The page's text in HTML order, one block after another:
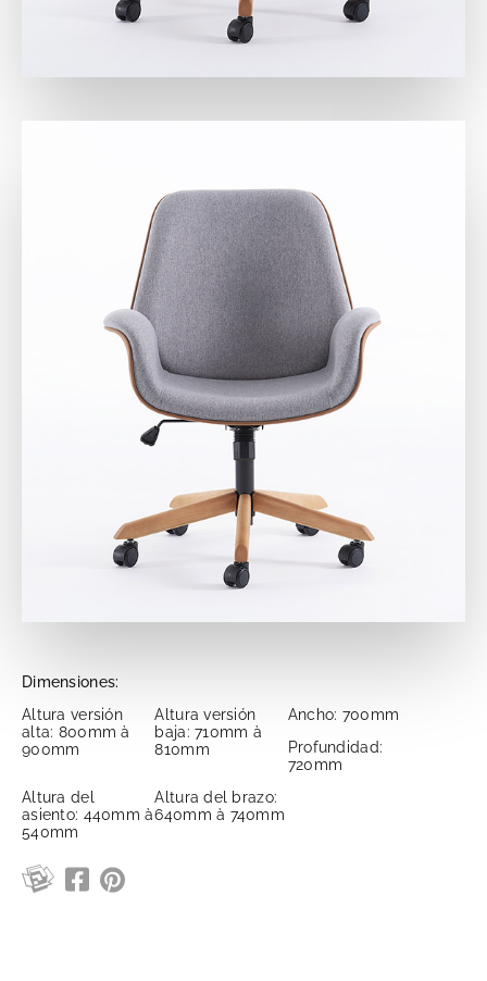
Dimensiones:
Altura versión
alta: 800mm à
900mm
Altura versión
baja: 710mm à
810mm
Ancho: 700mm
Profundidad:
720mm
Altura del
asiento: 440mm à
540mm
Altura del brazo:
640mm à 740mm